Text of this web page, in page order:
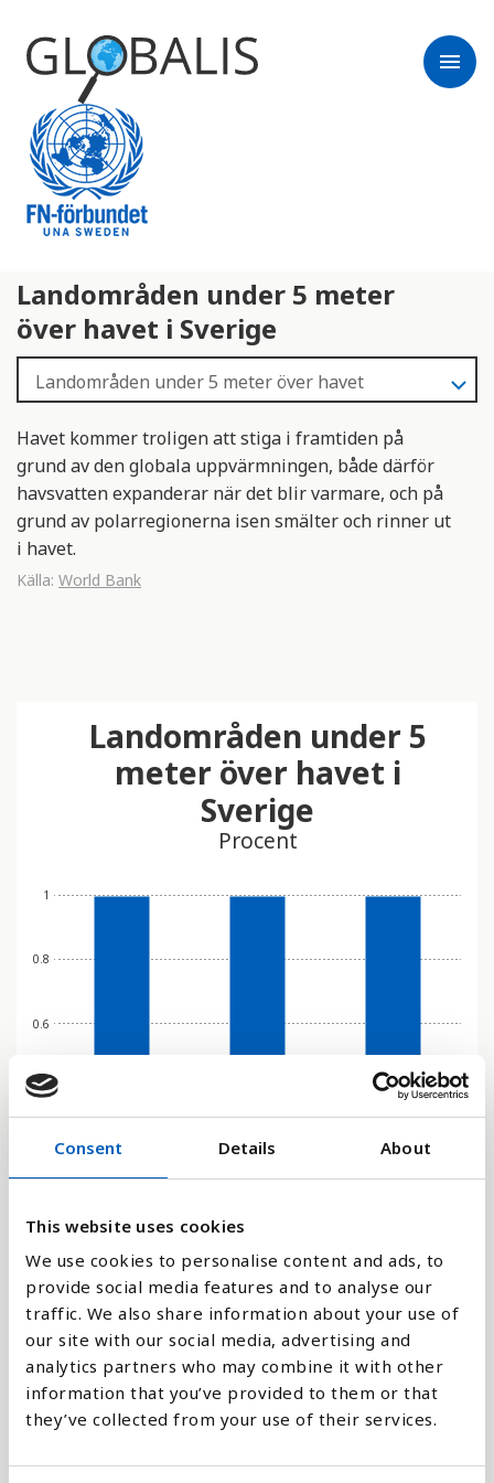
Consent Details About
This website uses cookies
We use cookies to personalise content and ads, to
provide social media features and to analyse our
traffic. We also share information about your use of
our site with our social media, advertising and
analytics partners who may combine it with other
information that you’ve provided to them or that
they’ve collected from your use of their services.
menu
Landområden under 5 meter
över havet i Sverige
Havet kommer troligen att stiga i framtiden på
grund av den globala uppvärmningen, både därför
havsvatten expanderar när det blir varmare, och på
grund av polarregionerna isen smälter och rinner ut
i havet.
Källa: World Bank
0
0.4
0.6
0.8
1
1990
Landområden under 5
meter över havet i
Sverige
Procent
Stapeldiagram
Linje
Platt